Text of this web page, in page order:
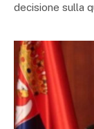
decisione sulla